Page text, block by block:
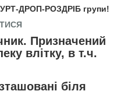
ДРОП-РОЗДРІБ групи!
Призначений
влітку, в т.ч.
біля